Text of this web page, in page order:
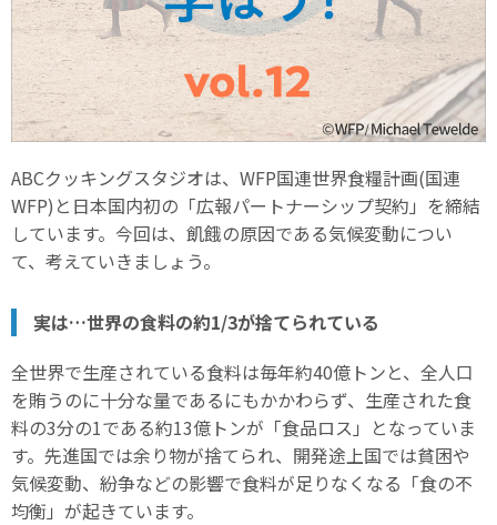
ABCクッキングスタジオは、WFP国連世界食糧計画(国連
WFP)と日本国内初の「広報パートナーシップ契約」を締結
しています。今回は、飢餓の原因である気候変動につい
て、考えていきましょう。
実は…世界の食料の約1/3が捨てられている
全世界で生産されている食料は毎年約40億トンと、全人口
を賄うのに十分な量であるにもかかわらず、生産された食
料の3分の1である約13億トンが「食品ロス」となっていま
す。先進国では余り物が捨てられ、開発途上国では貧困や
気候変動、紛争などの影響で食料が足りなくなる「食の不
均衡」が起きています。